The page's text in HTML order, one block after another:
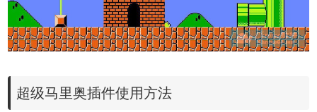
超级马里奥插件使用方法